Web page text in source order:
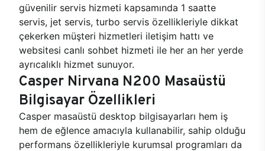
güvenilir servis hizmeti kapsamında 1 saatte
servis, jet servis, turbo servis özellikleriyle dikkat
çekerken müşteri hizmetleri iletişim hattı ve
websitesi canlı sohbet hizmeti ile her an her yerde
ayrıcalıklı hizmet sunuyor.
Casper Nirvana N200 Masaüstü
Bilgisayar Özellikleri
Casper masaüstü desktop bilgisayarları hem iş
hem de eğlence amacıyla kullanabilir, sahip olduğu
performans özellikleriyle kurumsal programları da